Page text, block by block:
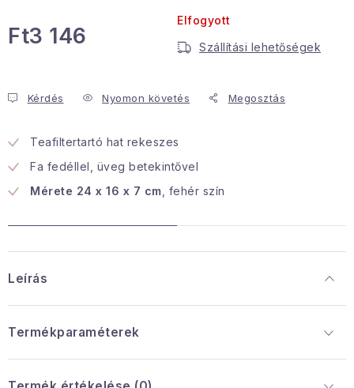
A személyes adatok védelmének feltételei
Kereskedelem feltételes
Információ a mellékletről
Érintkezés
Rólunk
Ft3 146
Elfogyott
Szállítási lehetőségek
Kérdés Nyomon követés Megosztás
Teafiltertartó hat rekeszes
Fa fedéllel, üveg betekintővel
Mérete 24 x 16 x 7 cm , fehér szín
Leírás
Termékparaméterek